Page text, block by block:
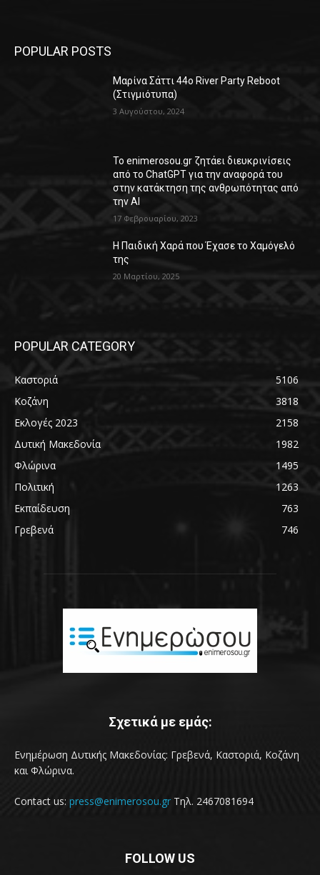
POPULAR POSTS
Μαρίνα Σάττι 44o River Party Reboot
(Στιγμιότυπα)
3 Αυγούστου, 2024
Το enimerosou.gr ζητάει διευκρινίσεις
από το ChatGPT για την αναφορά του
στην κατάκτηση της ανθρωπότητας από
την AI
17 Φεβρουαρίου, 2023
Η Παιδική Χαρά που Έχασε το Χαμόγελό
της
20 Μαρτίου, 2025
POPULAR CATEGORY
Καστοριά
5106
Κοζάνη
3818
Εκλογές 2023
2158
Δυτική Μακεδονία
1982
Φλώρινα
1495
Πολιτική
1263
Εκπαίδευση
763
Γρεβενά
746
Σχετικά με εμάς:
Ενημέρωση Δυτικής Μακεδονίας: Γρεβενά, Καστοριά, Κοζάνη
και Φλώρινα.
Contact us: press@enimerosou.gr Τηλ. 2467081694
FOLLOW US